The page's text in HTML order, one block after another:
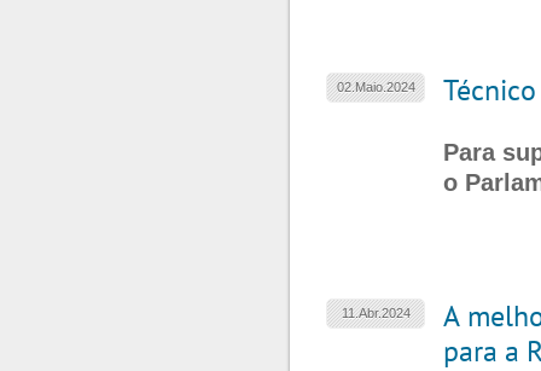
02.Maio.2024
Para
o
11.Abr.2024
A
para a